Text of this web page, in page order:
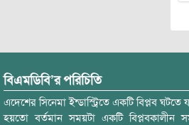
বিএমডিবি’র পরিচিতি
এদেশের সিনেমা ইন্ডাস্ট্রিতে একটি বিপ্লব ঘটতে
হয়তো বর্তমান সময়টা একটি বিপ্লবকালীন